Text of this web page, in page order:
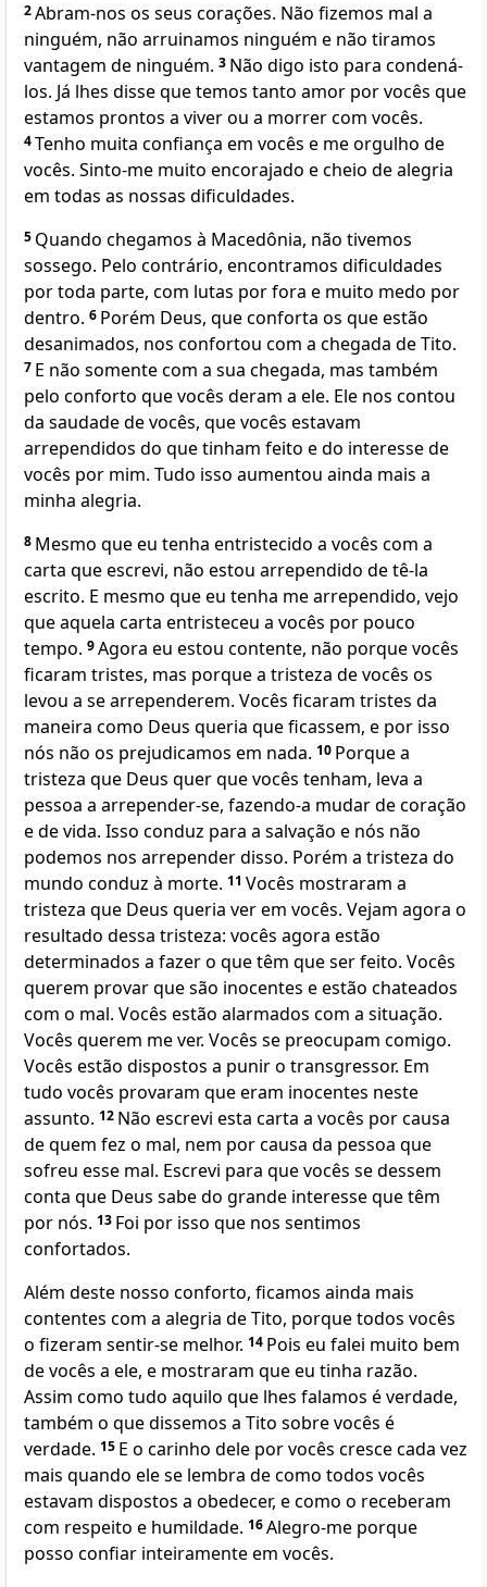
2Abram-nos os seus corações. Não fizemos mal a
ninguém, não arruinamos ninguém e não tiramos
vantagem de ninguém. 3 Não digo isto para condená-
los. Já lhes disse que temos tanto amor por vocês que
estamos prontos a viver ou a morrer com vocês.
4Tenho muita confiança em vocês e me orgulho de
vocês. Sinto-me muito encorajado e cheio de alegria
em todas as nossas dificuldades.
5 Quando chegamos à Macedônia, não tivemos
sossego. Pelo contrário, encontramos dificuldades
por toda parte, com lutas por fora e muito medo por
dentro. 6 Porém Deus, que conforta os que estão
desanimados, nos confortou com a chegada de Tito.
7 E não somente com a sua chegada, mas também
pelo conforto que vocês deram a ele. Ele nos contou
da saudade de vocês, que vocês estavam
arrependidos do que tinham feito e do interesse de
vocês por mim. Tudo isso aumentou ainda mais a
minha alegria.
8 Mesmo que eu tenha entristecido a vocês com a
carta que escrevi, não estou arrependido de tê-la
escrito. E mesmo que eu tenha me arrependido, vejo
que aquela carta entristeceu a vocês por pouco
tempo. 9Agora eu estou contente, não porque vocês
ficaram tristes, mas porque a tristeza de vocês os
levou a se arrependerem. Vocês ficaram tristes da
maneira como Deus queria que ficassem, e por isso
nós não os prejudicamos em nada. 10 Porque a
tristeza que Deus quer que vocês tenham, leva a
pessoa a arrepender-se, fazendo-a mudar de coração
e de vida. Isso conduz para a salvação e nós não
podemos nos arrepender disso. Porém a tristeza do
mundo conduz à morte. 11 Vocês mostraram a
tristeza que Deus queria ver em vocês. Vejam agora o
resultado dessa tristeza: vocês agora estão
determinados a fazer o que têm que ser feito. Vocês
querem provar que são inocentes e estão chateados
com o mal. Vocês estão alarmados com a situação.
Vocês querem me ver. Vocês se preocupam comigo.
Vocês estão dispostos a punir o transgressor. Em
tudo vocês provaram que eram inocentes neste
assunto. 12 Não escrevi esta carta a vocês por causa
de quem fez o mal, nem por causa da pessoa que
sofreu esse mal. Escrevi para que vocês se dessem
conta que Deus sabe do grande interesse que têm
por nós. 13 Foi por isso que nos sentimos
confortados.
Além deste nosso conforto, ficamos ainda mais
contentes com a alegria de Tito, porque todos vocês
o fizeram sentir-se melhor. 14 Pois eu falei muito bem
de vocês a ele, e mostraram que eu tinha razão.
Assim como tudo aquilo que lhes falamos é verdade,
também o que dissemos a Tito sobre vocês é
verdade. 15 E o carinho dele por vocês cresce cada vez
mais quando ele se lembra de como todos vocês
estavam dispostos a obedecer, e como o receberam
com respeito e humildade. 16Alegro-me porque
posso confiar inteiramente em vocês.